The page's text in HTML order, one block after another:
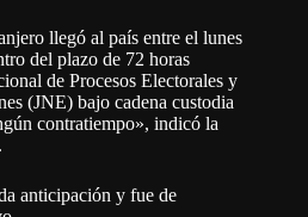
llegó al país entre el lunes
del plazo de 72 horas
de Procesos Electorales y
(JNE) bajo cadena custodia
contratiempo», indicó la
anticipación y fue de